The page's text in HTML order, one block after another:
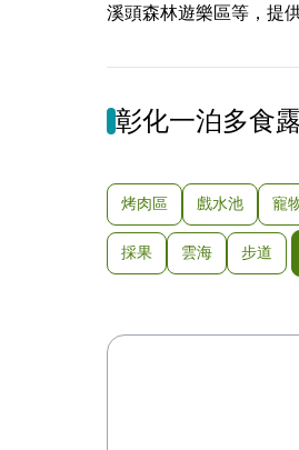
溪頭森林遊樂區等，提
彰化一泊多食
烤肉區 戲水池 寵
採果 雲海 步道